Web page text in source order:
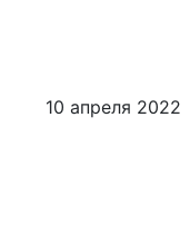
10 апреля 2022